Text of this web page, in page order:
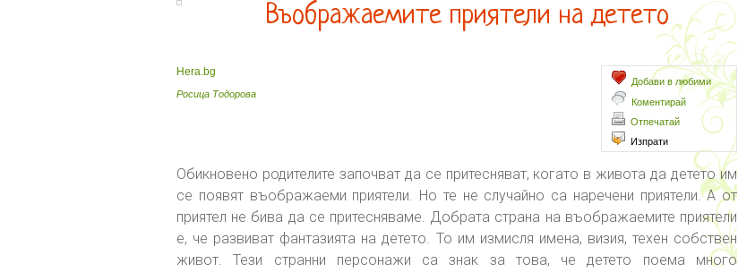
Въображаемите приятели на детето
Добави в любими
Коментирай
Отпечатай
Изпрати
Hera.bg
Росица Тодорова
Обикновено родителите започват да се притесняват, когато в живота да детето им
се появят въображаеми приятели. Но те не случайно са наречени приятели. А от
приятел не бива да се притесняваме. Добрата страна на въображаемите приятели
е, че развиват фантазията на детето. То им измисля имена, визия, техен собствен
живот. Тези странни персонажи са знак за това, че детето поема много